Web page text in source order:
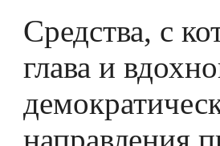
Средства, с
глава и